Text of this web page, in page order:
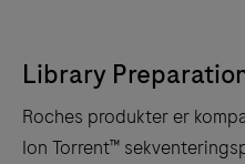
Library
Roches produkter er
Ion Torrent™